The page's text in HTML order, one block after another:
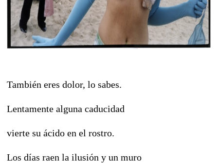
También eres dolor, lo sabes.
Lentamente alguna caducidad
vierte su ácido en el rostro.
Los días raen la ilusión y un muro